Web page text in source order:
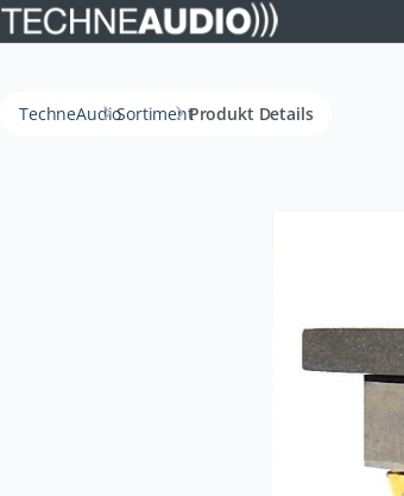
TechneAudioSortimentProdukt Details